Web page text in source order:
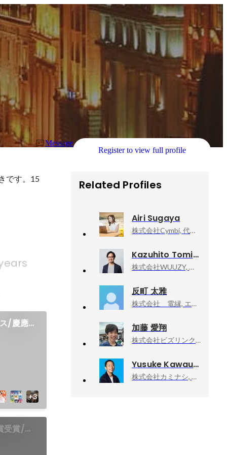
Message
Register to view full profile
です。15
/慶應
受賞/慶
Related Profiles
Airi Sugaya
株式会社Cymbi, 代表取締役
Kazuhito Tominaga
株式会社WUUZY, 取締役
反町 太雅
株式会社 電縁, エンジニア
加藤 愛翔
株式会社ビズリンク, フリーランス事業部
Yusuke Kawauchi
株式会社カミナシ, 取締役COO